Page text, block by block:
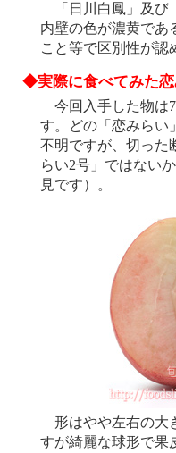
「日川白鳳」及び
内壁の色が濃黄であ
こと等で区別性が認
◆実際に食べてみた
今回入手した物は
す。どの「恋みらい
不明ですが、切った
らい2号」ではない
見です）。
形はやや左右の大
すが綺麗な球形で果